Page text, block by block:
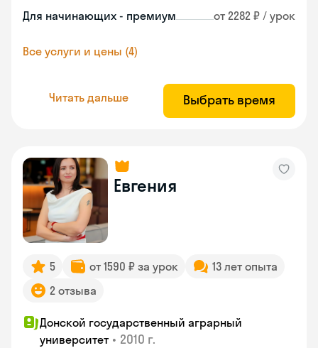
Для начинающих - премиум от 2282 ₽ / урок
Все услуги и цены (4)
Читать дальше Выбрать время
Евгения
5 от 1590 ₽ за урок
13 лет опыта
2 отзыва
Донской государственный аграрный
университет • 2010 г.